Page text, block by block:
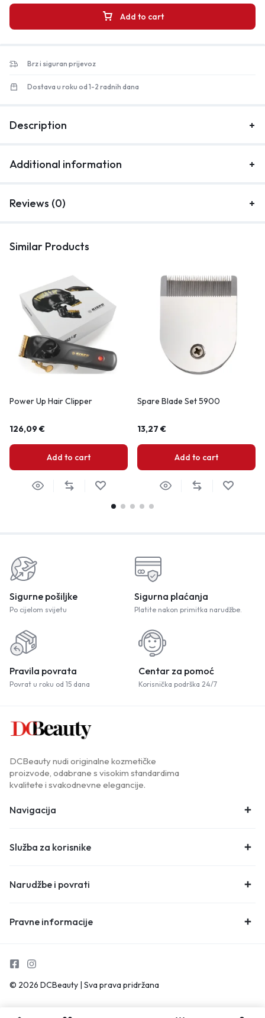
Add to cart
Brz i siguran prijevoz
Dostava u roku od 1-2 radnih dana
Description
Additional information
Reviews (0)
Similar Products
Power Up Hair Clipper
126,09€
Add to cart
Spare Blade Set 5900
13,27 €
Add to cart
Sigurne pošiljke
Po cijelom svijetu
Sigurna plaćanja
Platite nakon primitka narudžbe.
Pravila povrata
Povrat u roku od 15 dana
Centar za pomoć
Korisnička podrška 24/7
DCBeauty nudi originalne kozmetičke
proizvode, odabrane s visokim standardima
kvalitete i svakodnevne elegancije.
Navigacija
Služba za korisnike
Narudžbe i povrati
Pravne informacije
© 2026 DCBeauty | Sva prava pridržana